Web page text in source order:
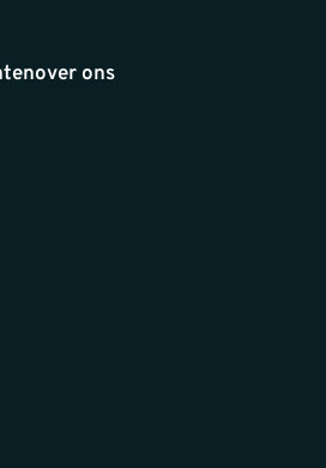
over ons